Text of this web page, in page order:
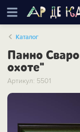
Каталог
Панно
охоте"
Артикул: 5501